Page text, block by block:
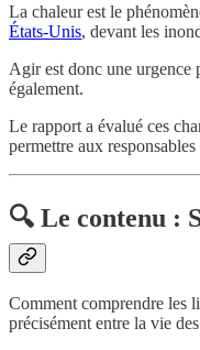
La chaleur est le
États-Unis, devant les
Agir est donc une urgence
également.
Le rapport a évalué ces
permettre aux
🔍 Le contenu :
Comment comprendre les
précisément entre la vie